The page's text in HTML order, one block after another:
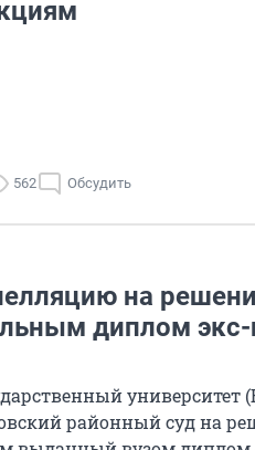
562 Обсудить
на
диплом
университет
районный суд на